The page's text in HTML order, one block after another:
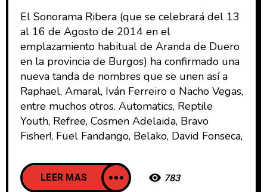
El Sonorama Ribera (que se celebrará del 13
al 16 de Agosto de 2014 en el
emplazamiento habitual de Aranda de Duero
en la provincia de Burgos) ha confirmado una
nueva tanda de nombres que se unen así a
Raphael, Amaral, Iván Ferreiro o Nacho Vegas,
entre muchos otros. Automatics, Reptile
Youth, Refree, Cosmen Adelaida, Bravo
Fisher!, Fuel Fandango, Belako, David Fonseca,
LEER MAS 783